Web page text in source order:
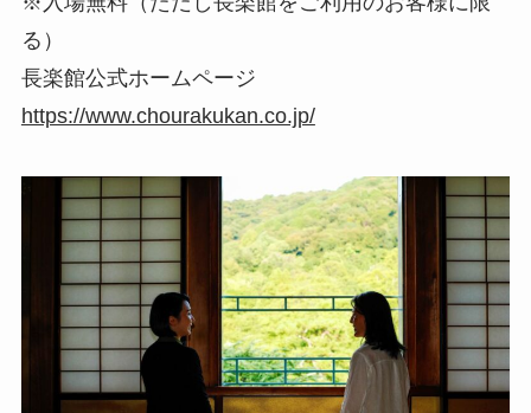
る）
長楽館公式ホームページ
https://www.chourakukan.co.jp/